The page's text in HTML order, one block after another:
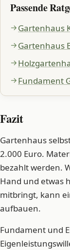
Passende
Gartenhaus
Gartenhaus
Fundament
Fazit
Gartenhaus
2.000 Euro.
bezahlt werden.
Hand und etwas
mitbringt, kann
aufbauen.
Fundament und